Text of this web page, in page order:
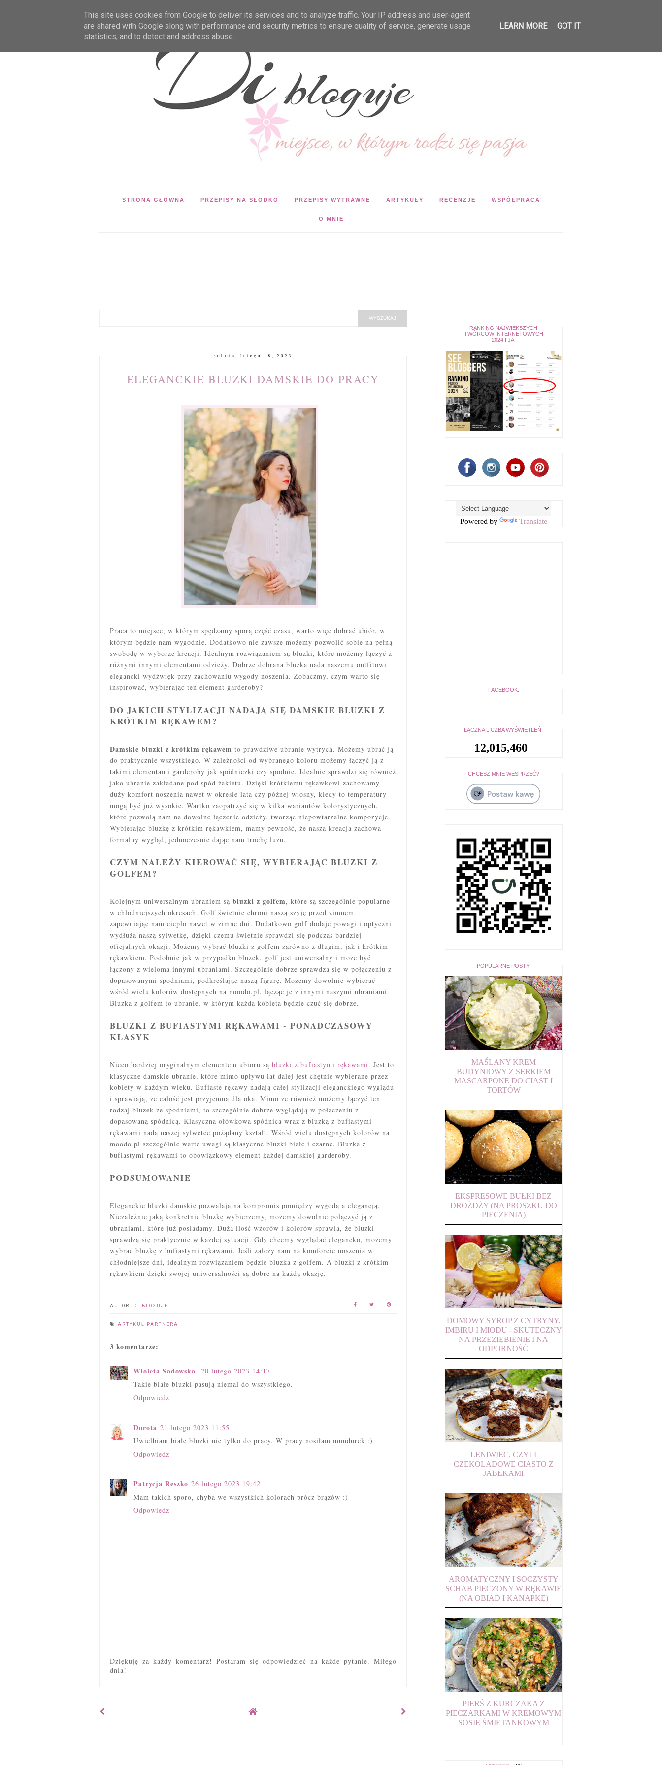
STRONA GŁÓWNA PRZEPISY NA SŁODKO PRZEPISY WYTRAWNE ARTYKUŁY RECENZJE WSPÓŁPRACA
O MNIE
sobota, lutego 18, 2023
ELEGANCKIE BLUZKI DAMSKIE DO PRACY
Praca to miejsce, w którym spędzamy sporą część czasu, warto więc dobrać ubiór, w
którym będzie nam wygodnie. Dodatkowo nie zawsze możemy pozwolić sobie na pełną
swobodę w wyborze kreacji. Idealnym rozwiązaniem są bluzki, które możemy łączyć z
różnymi innymi elementami odzieży. Dobrze dobrana bluzka nada naszemu outfitowi
elegancki wydźwięk przy zachowaniu wygody noszenia. Zobaczmy, czym warto się
inspirować, wybierając ten element garderoby?
DO JAKICH STYLIZACJI NADAJĄ SIĘ DAMSKIE BLUZKI Z
KRÓTKIM RĘKAWEM?
Damskie bluzki z krótkim rękawem to prawdziwe ubranie wytrych. Możemy ubrać ją
do praktycznie wszystkiego. W zależności od wybranego koloru możemy łączyć ją z
takimi elementami garderoby jak spódniczki czy spodnie. Idealnie sprawdzi się również
jako ubranie zakładane pod spód żakietu. Dzięki krótkiemu rękawkowi zachowamy
duży komfort noszenia nawet w okresie lata czy późnej wiosny, kiedy to temperatury
mogą być już wysokie. Wartko zaopatrzyć się w kilka wariantów kolorystycznych,
które pozwolą nam na dowolne łączenie odzieży, tworząc niepowtarzalne kompozycje.
Wybierając bluzkę z krótkim rękawkiem, mamy pewność, że nasza kreacja zachowa
formalny wygląd, jednocześnie dając nam trochę luzu.
CZYM NALEŻY KIEROWAĆ SIĘ, WYBIERAJĄC BLUZKI Z
GOLFEM?
Kolejnym uniwersalnym ubraniem są bluzki z golfem, które są szczególnie popularne
w chłodniejszych okresach. Golf świetnie chroni naszą szyję przed zimnem,
zapewniając nam ciepło nawet w zimne dni. Dodatkowo golf dodaje powagi i optyczni
wydłuża naszą sylwetkę, dzięki czemu świetnie sprawdzi się podczas bardziej
oficjalnych okazji. Możemy wybrać bluzki z golfem zarówno z długim, jak i krótkim
rękawkiem. Podobnie jak w przypadku bluzek, golf jest uniwersalny i może być
łączony z wieloma innymi ubraniami. Szczególnie dobrze sprawdza się w połączeniu z
dopasowanymi spodniami, podkreślając naszą figurę. Możemy dowolnie wybierać
wśród wielu kolorów dostępnych na moodo.pl, łącząc je z innymi naszymi ubraniami.
Bluzka z golfem to ubranie, w którym każda kobieta będzie czuć się dobrze.
BLUZKI Z BUFIASTYMI RĘKAWAMI - PONADCZASOWY
KLASYK
Nieco bardziej oryginalnym elementem ubioru są bluzki z bufiastymi rękawami. Jest to
klasyczne damskie ubranie, które mimo upływu lat dalej jest chętnie wybierane przez
kobiety w każdym wieku. Bufiaste rękawy nadają całej stylizacji eleganckiego wyglądu
i sprawiają, że całość jest przyjemna dla oka. Mimo że również możemy łączyć ten
rodzaj bluzek ze spodniami, to szczególnie dobrze wyglądają w połączeniu z
dopasowaną spódnicą. Klasyczna ołówkowa spódnica wraz z bluzką z bufiastymi
rękawami nada naszej sylwetce pożądany kształt. Wśród wielu dostępnych kolorów na
moodo.pl szczególnie warte uwagi są klasyczne bluzki białe i czarne. Bluzka z
bufiastymi rękawami to obowiązkowy element każdej damskiej garderoby.
PODSUMOWANIE
Eleganckie bluzki damskie pozwalają na kompromis pomiędzy wygodą a elegancją.
Niezależnie jaką konkretnie bluzkę wybierzemy, możemy dowolnie połączyć ją z
ubraniami, które już posiadamy. Duża ilość wzorów i kolorów sprawia, że bluzki
sprawdzą się praktycznie w każdej sytuacji. Gdy chcemy wyglądać elegancko, możemy
wybrać bluzkę z bufiastymi rękawami. Jeśli zależy nam na komforcie noszenia w
chłodniejsze dni, idealnym rozwiązaniem będzie bluzka z golfem. A bluzki z krótkim
rękawkiem dzięki swojej uniwersalności są dobre na każdą okazję.
AUTOR: DI BLOGUJE
ARTYKUŁ PARTNERA
3 komentarze:
Wioleta Sadowska
20 lutego 2023 14:17
Takie białe bluzki pasują niemal do wszystkiego.
Odpowiedz
Dorota 21 lutego 2023 11:55
Uwielbiam białe bluzki nie tylko do pracy. W pracy nosiłam mundurek :)
Odpowiedz
Patrycja Reszko 26 lutego 2023 19:42
Mam takich sporo, chyba we wszystkich kolorach prócz brązów :)
Odpowiedz
Dziękuję za każdy komentarz! Postaram się odpowiedzieć na każde pytanie. Miłego
dnia!
RANKING NAJWIĘKSZYCH
TWÓRCÓW INTERNETOWYCH
2024 I JA!
Powered by Translate
FACEBOOK:
ŁĄCZNA LICZBA WYŚWIETLEŃ:
12,015,460
CHCESZ MNIE WESPRZEĆ?
POPULARNE POSTY:
MAŚLANY KREM
BUDYNIOWY Z SERKIEM
MASCARPONE DO CIAST I
TORTÓW
EKSPRESOWE BUŁKI BEZ
DROŻDŻY (NA PROSZKU DO
PIECZENIA)
DOMOWY SYROP Z CYTRYNY,
IMBIRU I MIODU - SKUTECZNY
NA PRZEZIĘBIENIE I NA
ODPORNOŚĆ
LENIWIEC, CZYLI
CZEKOLADOWE CIASTO Z
JABŁKAMI
AROMATYCZNY I SOCZYSTY
SCHAB PIECZONY W RĘKAWIE
(NA OBIAD I KANAPKĘ)
PIERŚ Z KURCZAKA Z
PIECZARKAMI W KREMOWYM
SOSIE ŚMIETANKOWYM
This site uses cookies from Google to deliver its services and to analyze traffic. Your IP address and user-agent
are shared with Google along with performance and security metrics to ensure quality of service, generate usage
statistics, and to detect and address abuse.
LEARN MORE GOT IT